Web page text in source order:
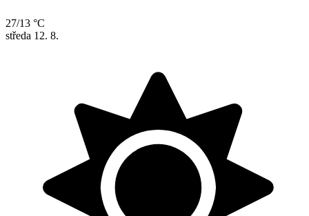
27/13 °C
středa 12. 8.